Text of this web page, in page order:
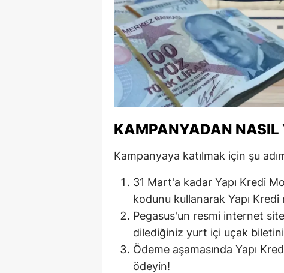
Hatay
İzmir
Kars
KAMPANYADAN NASIL
Kampanyaya katılmak için şu
31 Mart'a kadar Yapı Kredi
kodunu kullanarak Yapı
Pegasus'un resmi internet
dilediğiniz yurt içi uçak
Ödeme aşamasında Yapı
ödeyin!